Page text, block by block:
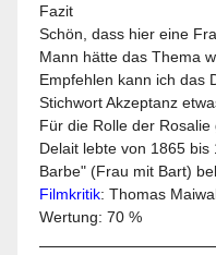
Fazit
Schön, dass hier eine
Mann hätte das Thema
Empfehlen kann ich das
Stichwort Akzeptanz
Für die Rolle der
Delait lebte von 1865
Barbe" (Frau mit Bart)
Filmkritik: Thomas
Wertung: 70 %